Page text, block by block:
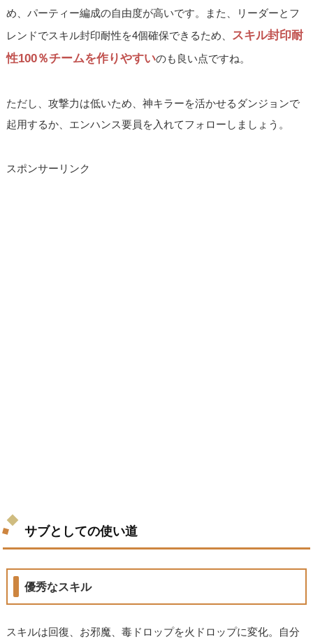
め、パーティー編成の自由度が高いです。また、リーダーとフ
レンドでスキル封印耐性を4個確保できるため、 スキル封印耐
性100％チームを作りやすいのも良い点ですね。
ただし、攻撃力は低いため、神キラーを活かせるダンジョンで
起用するか、エンハンス要員を入れてフォローしましょう。
スポンサーリンク
サブとしての使い道
優秀なスキル
スキルは回復、お邪魔、毒ドロップを火ドロップに変化。自分